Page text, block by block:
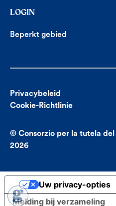
LOGIN
Beperkt gebied
Privacybeleid
Cookie-Richtlinie
© Consorzio per la tutela
2026
Melding bij verzameling
Uw privacy-opties